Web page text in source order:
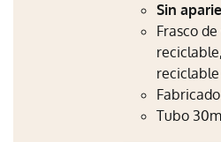
Sin
Frasco
reciclable
Tubo